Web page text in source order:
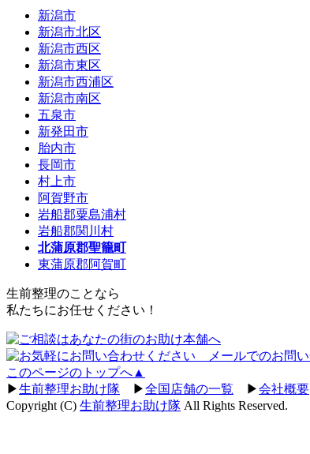
新潟市
新潟市北区
新潟市西区
新潟市東区
新潟市西浦区
新潟市南区
五泉市
新発田市
胎内市
長岡市
村上市
阿賀野市
岩船郡粟島浦村
岩船郡関川村
北蒲原郡聖籠町
東蒲原郡阿賀町
生前整理のことなら
私たちにお任せください！
このページのトップへ▲
▶生前整理お助け隊 ▶全国店舗の一覧 ▶会社概要
Copyright (C) 生前整理お助け隊 All Rights Reserved.